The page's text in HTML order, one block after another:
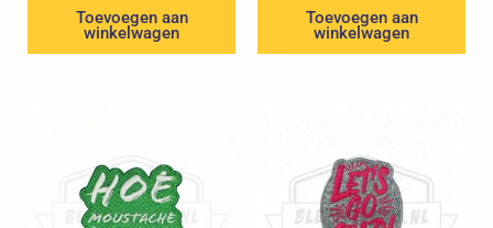
Toevoegen aan
winkelwagen
Toevoegen aan
winkelwagen